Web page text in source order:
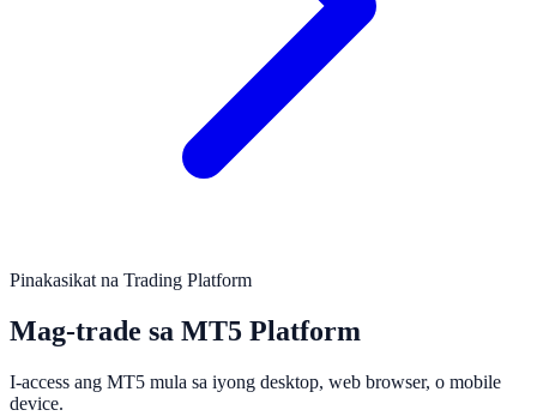
Pinakasikat na Trading Platform
Mag-trade sa MT5 Platform
I-access ang MT5 mula sa iyong desktop, web browser, o mobile
device.